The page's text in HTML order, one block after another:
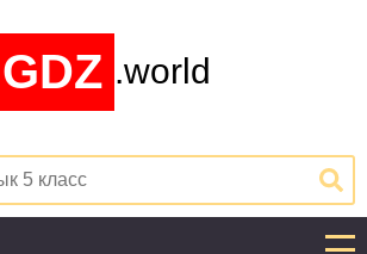
GDZ .world